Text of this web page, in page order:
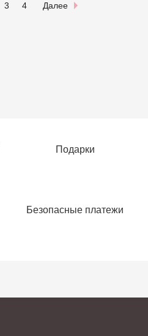
3 4 Далее
Подарки
Безопасные платежи